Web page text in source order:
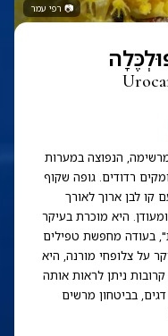
📷 רפי עמר
הנפוצה במערות
רדודים. גופה שקוף
קו לבן ארוך לאורך
היא מוכרת בעיקר
בעודה מחפשת טפילים
על צלופחי מורנה, היא
ניתן לראות אותה
בביטחון מרשים